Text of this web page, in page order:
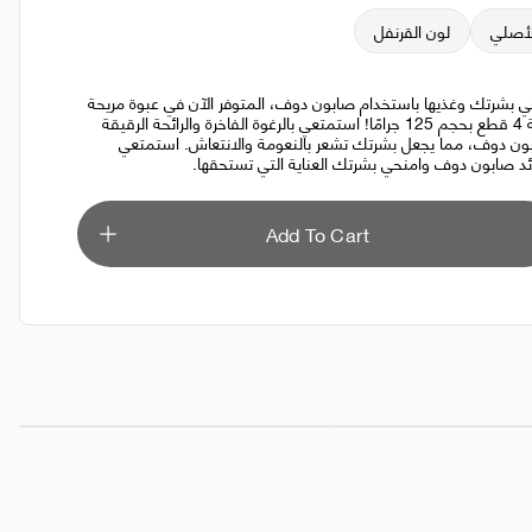
لون القرنفل
بشرتك وغذيها باستخدام صابون دوف، المتوفر الآن في عبوة مريحة
سعة 4 قطع بحجم 125 جرامًا! استمتعي بالرغوة الفاخرة والرائحة الرقيقة
دوف، مما يجعل بشرتك تشعر بالنعومة والانتعاش. استمتعي
صابون دوف وامنحي بشرتك العناية التي تستحقها.
Add To Cart